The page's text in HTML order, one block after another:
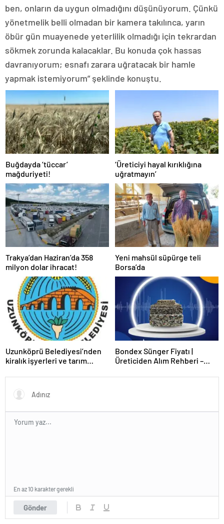
ben, onların da uygun olmadığını düşünüyorum. Çünkü
yönetmelik belli olmadan bir kamera takılınca, yarın
öbür gün muayenede yeterlilik olmadığı için tekrardan
sökmek zorunda kalacaklar. Bu konuda çok hassas
davranıyorum; esnafı zarara uğratacak bir hamle
yapmak istemiyorum” şeklinde konuştu.
Buğdayda ‘tüccar’
mağduriyeti!
‘Üreticiyi hayal kırıklığına
uğratmayın’
Trakya’dan Haziran’da 358
milyon dolar ihracat!
Yeni mahsül süpürge teli
Borsa’da
Uzunköprü Belediyesi’nden
kiralık işyerleri ve tarım
Bondex Sünger Fiyatı |
Üreticiden Alım Rehberi –
Gönder
En az 10 karakter gerekli